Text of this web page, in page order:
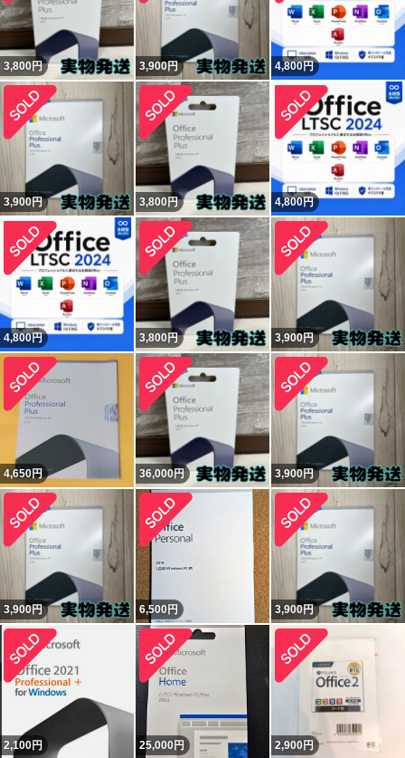
3,800円 3,900円 4,800円
3,900円 3,800円 4,800円
4,800円 3,800円 3,900円
4,650円 36,000円 3,900円
3,900円 6,500円 3,900円
2,100円 25,000円 2,900円